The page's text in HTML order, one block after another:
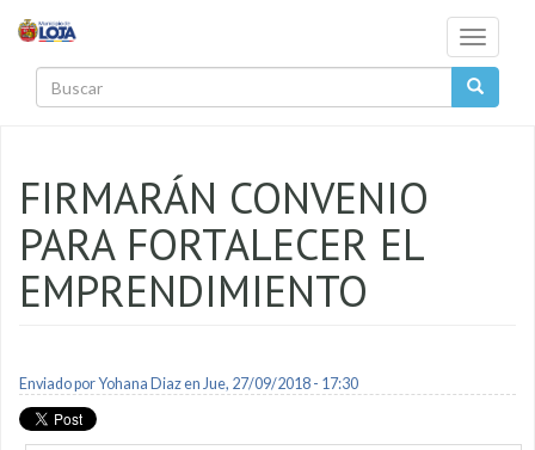
Toggle
FIRMARÁN CONVENIO
PARA FORTALECER EL
EMPRENDIMIENTO
Enviado porYohana Diazen Jue, 27/09/2018 - 17:30